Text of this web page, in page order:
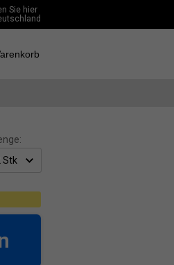
Sie hier